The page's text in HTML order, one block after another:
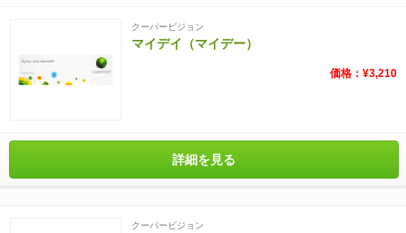
クーパービジョン
マイデイ（マイデー）
価格：¥3,210
詳細を見る
クーパービジョン